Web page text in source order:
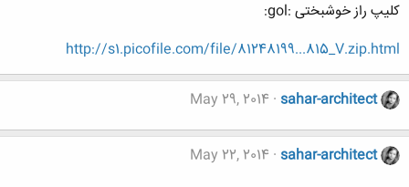
کلیپ راز خوشبختی :gol:
http://s1.picofile.com/file/81248199...815_V.zip.html
sahar-architect
May 29, 2014
sahar-architect
May 22, 2014